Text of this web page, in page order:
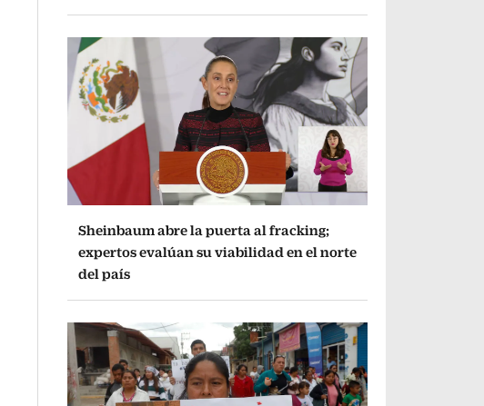
Sheinbaum abre la puerta al fracking;
expertos evalúan su viabilidad en el norte
del país